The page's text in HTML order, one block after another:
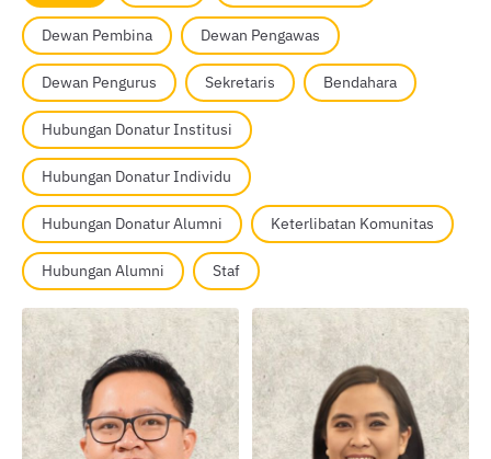
Dewan Pembina Dewan Pengawas
Dewan Pengurus Sekretaris Bendahara
Hubungan Donatur Institusi
Hubungan Donatur Individu
Hubungan Donatur Alumni Keterlibatan Komunitas
Hubungan Alumni Staf